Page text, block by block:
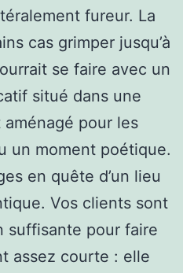
fureur. La
cas grimper jusqu’à
se faire avec un
situé dans une
pour les
un moment poétique.
en quête d’un lieu
Vos clients sont
suffisante pour faire
assez courte : elle